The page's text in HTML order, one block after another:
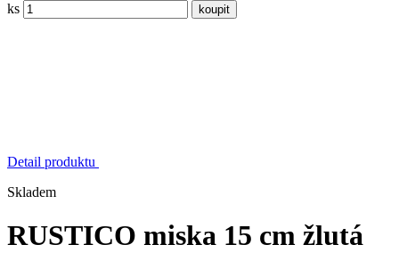
ks
Detail produktu
Skladem
RUSTICO miska 15 cm žlutá